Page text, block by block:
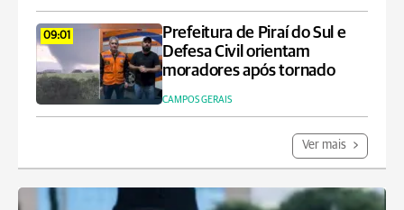
09:01
Prefeitura de Piraí do Sul e
Defesa Civil orientam
moradores após tornado
CAMPOS GERAIS
Ver mais